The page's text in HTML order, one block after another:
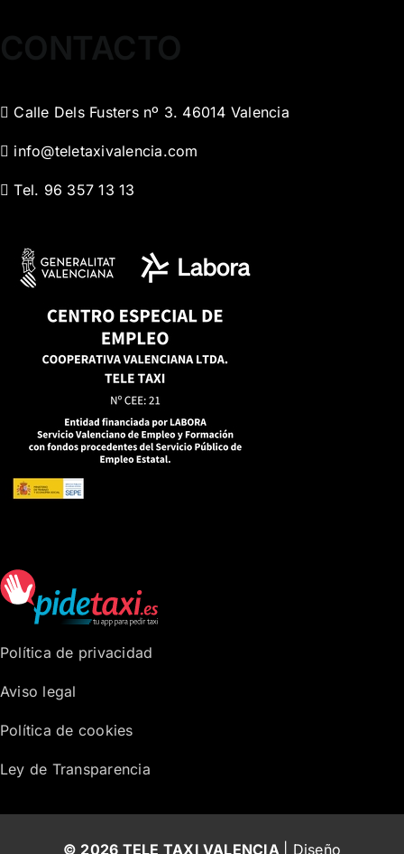
Calle Dels Fusters nº 3. 46014 Valencia
info@teletaxivalencia.com
Tel. 96 357 13 13
Política de privacidad
Aviso legal
Política de cookies
Ley de Transparencia
© 2026 TELE TAXI VALENCIA | Diseño